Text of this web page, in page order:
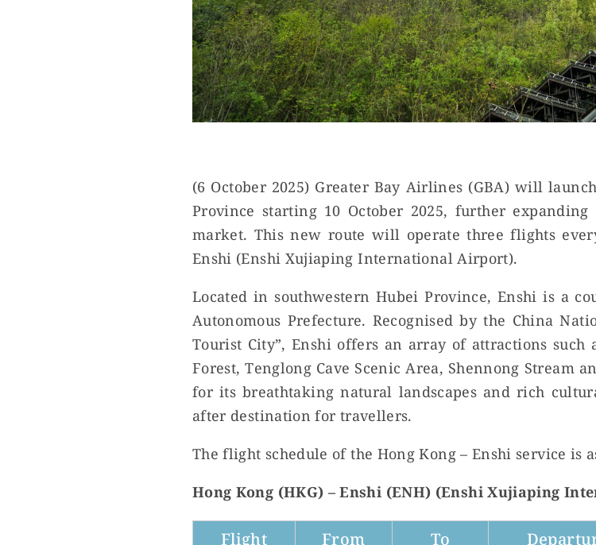
(6 October 2025) Greater Bay Airlines (GBA) will
Province starting 10 October 2025, further
market. This new route will operate three flights
Enshi (Enshi Xujiaping International Airport).
Located in southwestern Hubei Province, Enshi is a
Autonomous Prefecture. Recognised by the China
Tourist City”, Enshi offers an array of attractions such
Forest, Tenglong Cave Scenic Area, Shennong Stream
for its breathtaking natural landscapes and rich
after destination for travellers.
The flight schedule of the Hong Kong – Enshi service is
Hong Kong (HKG) – Enshi (ENH) (Enshi Xujiaping